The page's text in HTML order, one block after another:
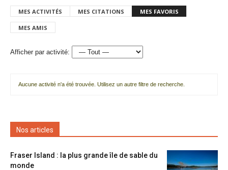
MES ACTIVITÉS MES CITATIONS MES FAVORIS
MES AMIS
Afficher par activité:
Aucune activité n'a été trouvée. Utilisez un autre filtre de recherche.
Nos articles
Fraser Island : la plus grande île de sable du
monde